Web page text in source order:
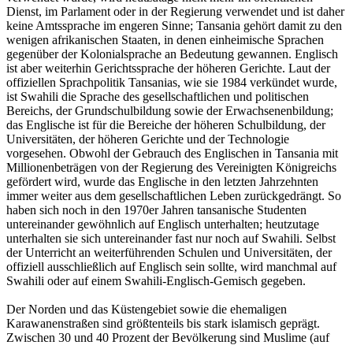
Dienst, im Parlament oder in der Regierung verwendet und ist daher
keine Amtssprache im engeren Sinne; Tansania gehört damit zu den
wenigen afrikanischen Staaten, in denen einheimische Sprachen
gegenüber der Kolonialsprache an Bedeutung gewannen. Englisch
ist aber weiterhin Gerichtssprache der höheren Gerichte. Laut der
offiziellen Sprachpolitik Tansanias, wie sie 1984 verkündet wurde,
ist Swahili die Sprache des gesellschaftlichen und politischen
Bereichs, der Grundschulbildung sowie der Erwachsenenbildung;
das Englische ist für die Bereiche der höheren Schulbildung, der
Universitäten, der höheren Gerichte und der Technologie
vorgesehen. Obwohl der Gebrauch des Englischen in Tansania mit
Millionenbeträgen von der Regierung des Vereinigten Königreichs
gefördert wird, wurde das Englische in den letzten Jahrzehnten
immer weiter aus dem gesellschaftlichen Leben zurückgedrängt. So
haben sich noch in den 1970er Jahren tansanische Studenten
untereinander gewöhnlich auf Englisch unterhalten; heutzutage
unterhalten sie sich untereinander fast nur noch auf Swahili. Selbst
der Unterricht an weiterführenden Schulen und Universitäten, der
offiziell ausschließlich auf Englisch sein sollte, wird manchmal auf
Swahili oder auf einem Swahili-Englisch-Gemisch gegeben.
Der Norden und das Küstengebiet sowie die ehemaligen
Karawanenstraßen sind größtenteils bis stark islamisch geprägt.
Zwischen 30 und 40 Prozent der Bevölkerung sind Muslime (auf